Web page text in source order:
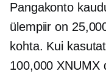
Pangakonto
ülempiir on
kohta. Kui
100,000 XNUMX